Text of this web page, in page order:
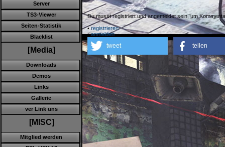
Server
TS3-Viewer
Seiten-Statistik
Blacklist
[Media]
Downloads
Demos
Links
Gallerie
ver Link uns
[MISC]
Mitglied werden
Du musst registriert und angemeldet sein, um
•registrieren
•anmelden
tweet teilen